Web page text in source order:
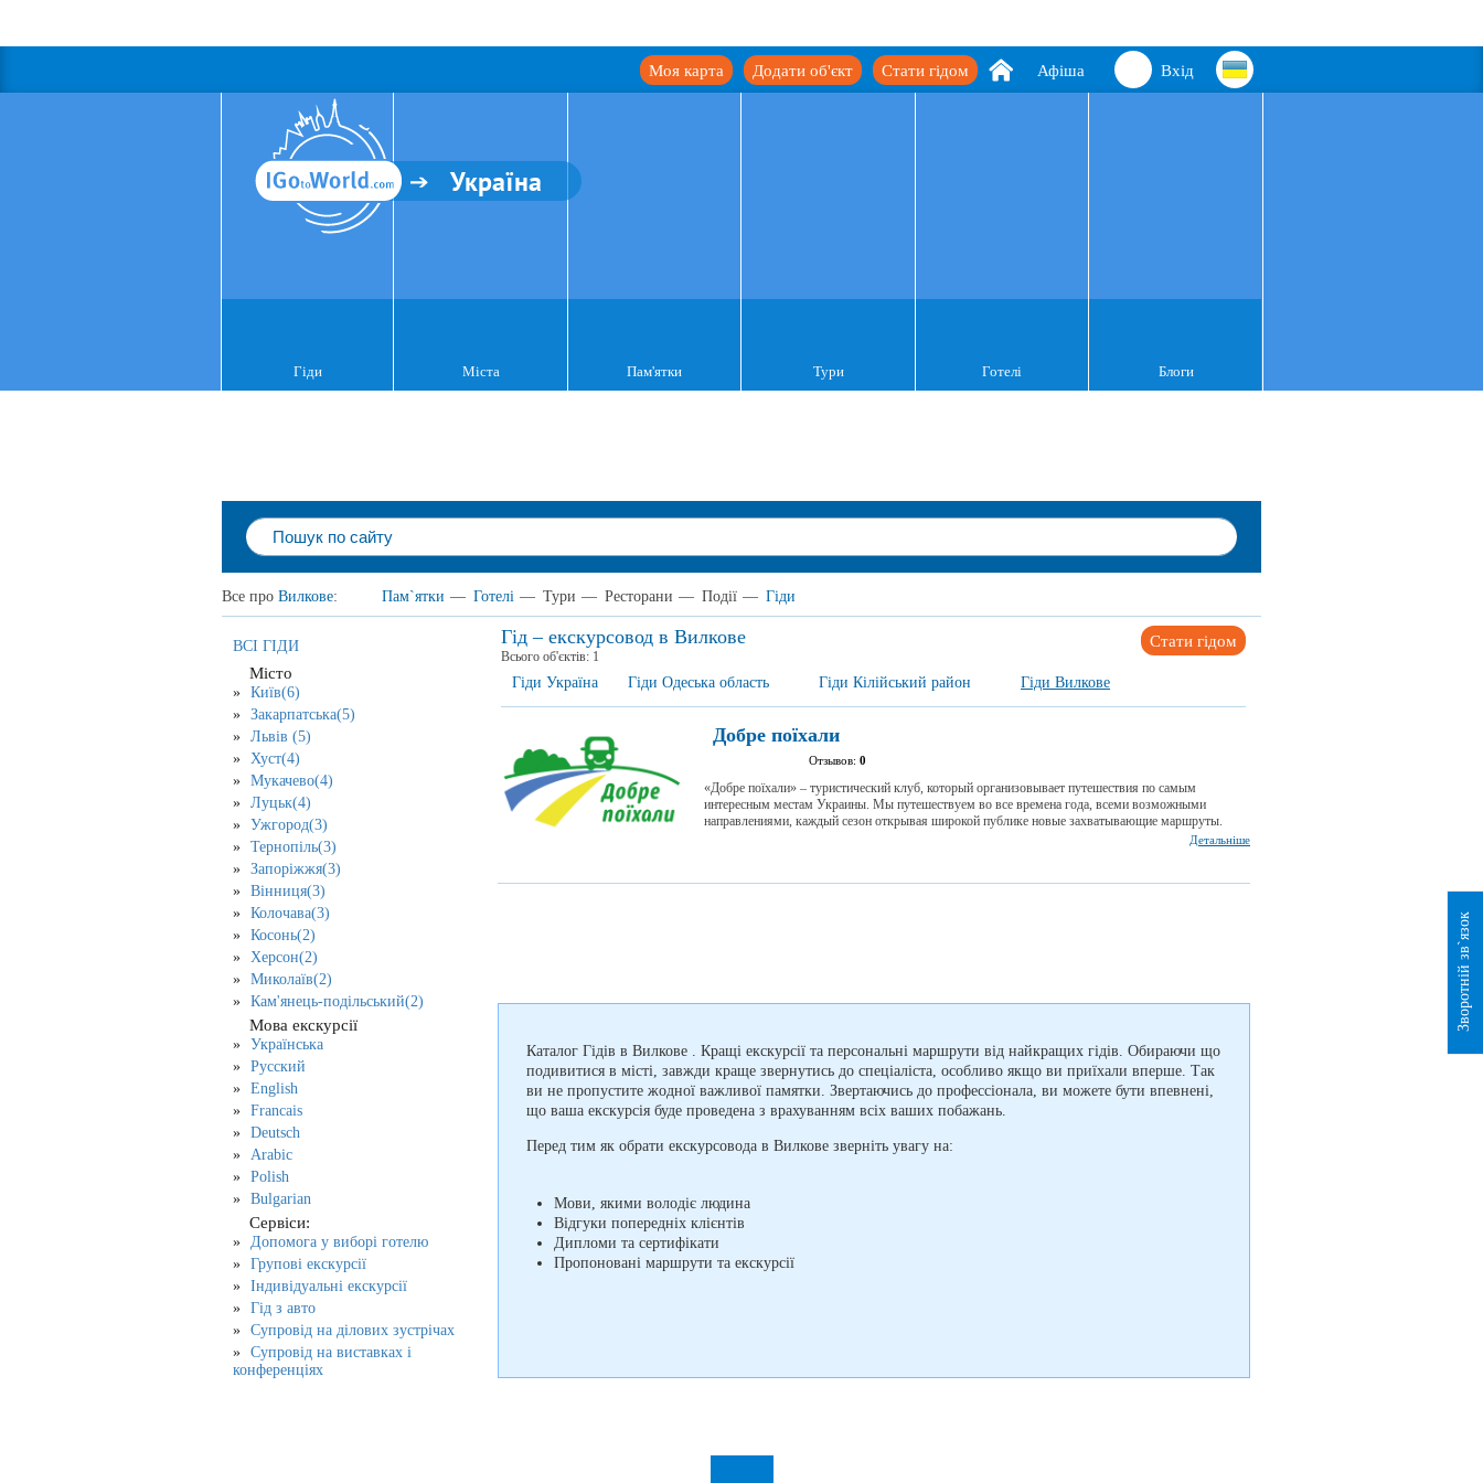
Вхід
Афіша
Стати гідом
Додати об'єкт
Моя карта
Україна
Гіди Міста Пам'ятки Тури Готелі Блоги
Все про Вилкове: Пам`ятки — Готелі — Тури — Ресторани — Події — Гіди
ВСІ ГІДИ
Місто
Київ(6)
Закарпатська(5)
Львів (5)
Хуст(4)
Мукачево(4)
Луцьк(4)
Ужгород(3)
Тернопіль(3)
Запоріжжя(3)
Вінниця(3)
Колочава(3)
Косонь(2)
Херсон(2)
Миколаїв(2)
Кам'янець-подільський(2)
Мова екскурсії
Українська
Русский
English
Francais
Deutsch
Arabic
Polish
Bulgarian
Сервіси:
Допомога у виборі готелю
Групові екскурсії
Індивідуальні екскурсії
Гід з авто
Супровід на ділових зустрічах
Супровід на виставках і
конференціях
Гід – екскурсовод в Вилкове Стати гідом
Всього об'єктів: 1
Гіди Україна Гіди Одеська область Гіди Кілійський район Гіди Вилкове
Добре поїхали
Отзывов: 0
«Добре поїхали» – туристический клуб, который организовывает путешествия по самым
интересным местам Украины. Мы путешествуем во все времена года, всеми возможными
направлениями, каждый сезон открывая широкой публике новые захватывающие маршруты.
Детальніше
Каталог Гідів в Вилкове . Кращі екскурсії та персональні маршрути від найкращих гідів. Обираючи що
подивитися в місті, завжди краще звернутись до спеціаліста, особливо якщо ви приїхали вперше. Так
ви не пропустите жодної важливої памятки. Звертаючись до профессіонала, ви можете бути впевнені,
що ваша екскурсія буде проведена з врахуванням всіх ваших побажань.
Перед тим як обрати екскурсовода в Вилкове зверніть увагу на:
Мови, якими володіє людина
Відгуки попередніх клієнтів
Дипломи та сертифікати
Пропоновані маршрути та екскурсії
Зворотній зв`язок